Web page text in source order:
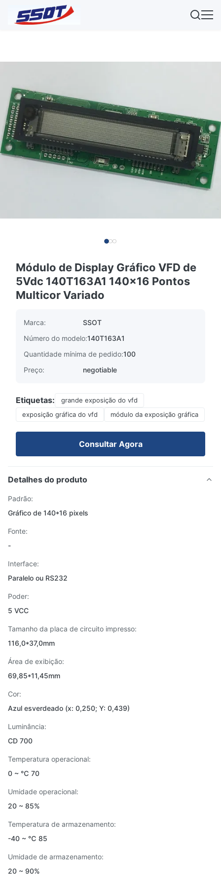
Módulo de Display Gráfico VFD de
5Vdc 140T163A1 140x16 Pontos
Multicor Variado
Marca:
SSOT
Número do modelo:140T163A1
Quantidade mínima de pedido:100
Preço:
negotiable
Etiquetas:
grande exposição do vfd
exposição gráfica do vfd
módulo da exposição gráfica
Consultar Agora
Detalhes do produto
Padrão:
Gráfico de 140*16 pixels
Fonte:
-
Interface:
Paralelo ou RS232
Poder:
5 VCC
Tamanho da placa de circuito impresso:
116,0*37,0mm
Área de exibição:
69,85*11,45mm
Cor:
Azul esverdeado (x: 0,250; Y: 0,439)
Luminância:
CD 700
Temperatura operacional:
0 ~ ℃ 70
Umidade operacional:
20 ~ 85%
Temperatura de armazenamento:
-40 ~ ℃ 85
Umidade de armazenamento:
20 ~ 90%